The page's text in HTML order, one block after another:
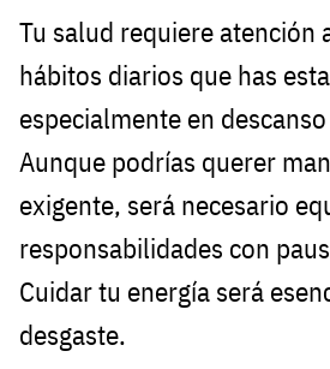
Tu salud requiere atención
hábitos diarios que has
especialmente en
Aunque podrías querer
exigente, será necesario
responsabilidades con
Cuidar tu energía será
desgaste.